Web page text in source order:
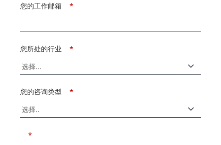
*
您的工作邮箱
*
您所处的行业
*
您的咨询类型
*